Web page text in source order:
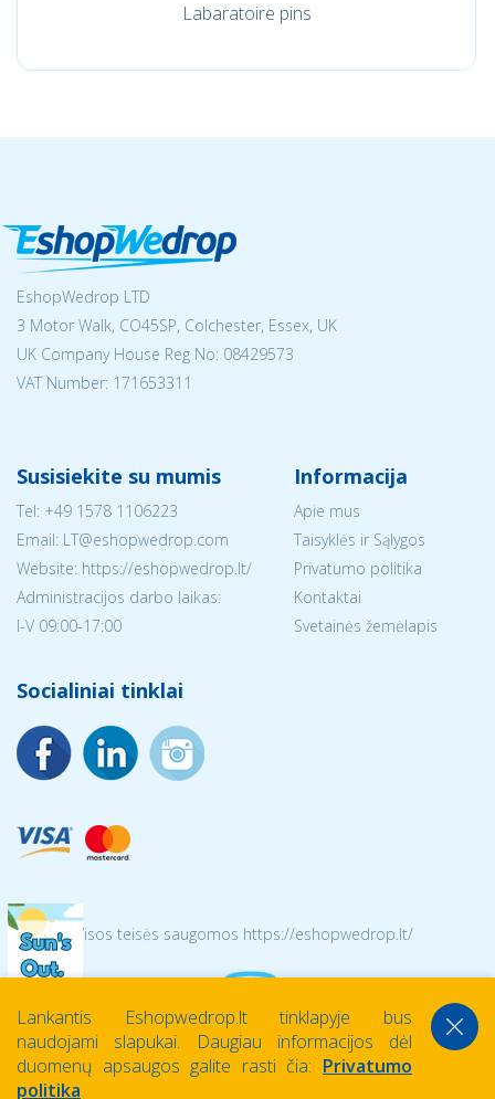
Labaratoire pins
EshopWedrop LTD
3 Motor Walk, CO45SP, Colchester, Essex, UK
UK Company House Reg No: 08429573
VAT Number: 171653311
Susisiekite su mumis
Tel: +49 1578 1106223
Email: LT@eshopwedrop.com
Website: https://eshopwedrop.lt/
Administracijos darbo laikas:
I-V 09:00-17:00
Informacija
Apie mus
Taisyklės ir Sąlygos
Privatumo politika
Kontaktai
Svetainės žemėlapis
Socialiniai tinklai
© 2026 Visos teisės saugomos https://eshopwedrop.lt/
Lankantis Eshopwedrop.lt tinklapyje bus
naudojami slapukai. Daugiau informacijos dėl
duomenų apsaugos galite rasti čia: Privatumo
politika